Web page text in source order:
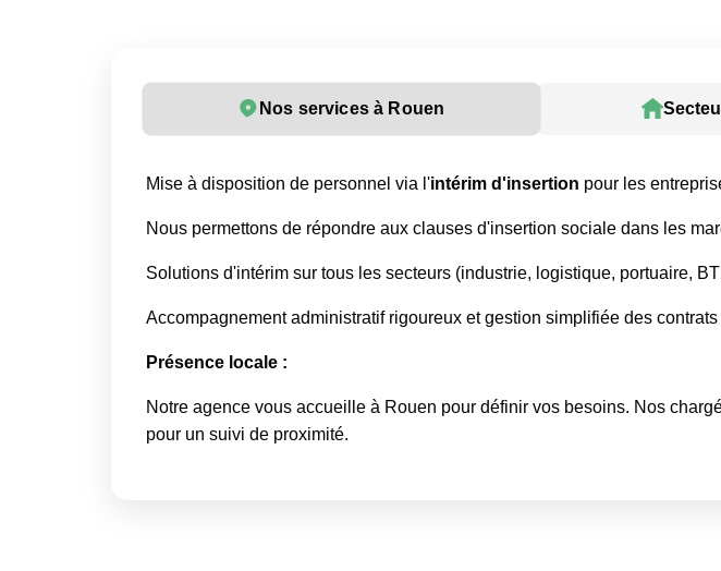
Nos services à Rouen
Mise à disposition de personnel via l'intérim d'insertion pour les
Nous permettons de répondre aux clauses d'insertion sociale dans les
Solutions d'intérim sur tous les secteurs (industrie, logistique, portuaire,
Accompagnement administratif rigoureux et gestion simplifiée des contrats
Présence locale :
Notre agence vous accueille à Rouen pour définir vos besoins. Nos
pour un suivi de proximité.